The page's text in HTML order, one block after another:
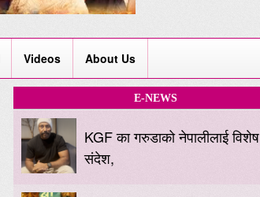
Videos About Us
E-NEWS
KGF का गरुडाको नेपालीलाई विशेष
संदेश,